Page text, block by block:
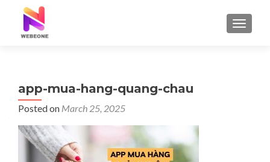
app-mua-hang-quang-chau
Posted on March 25, 2025